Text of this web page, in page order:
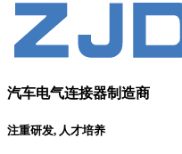
汽车电气连接器制造商
注重研发, 人才培养